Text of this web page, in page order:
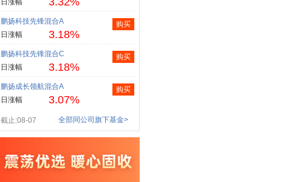
日涨幅
鹏扬科技先锋混合A
日涨幅
3.18%
购买
鹏扬科技先锋混合C
日涨幅
3.18%
购买
鹏扬成长领航混合A
日涨幅
3.07%
购买
截止:08-07 全部同公司旗下基金>